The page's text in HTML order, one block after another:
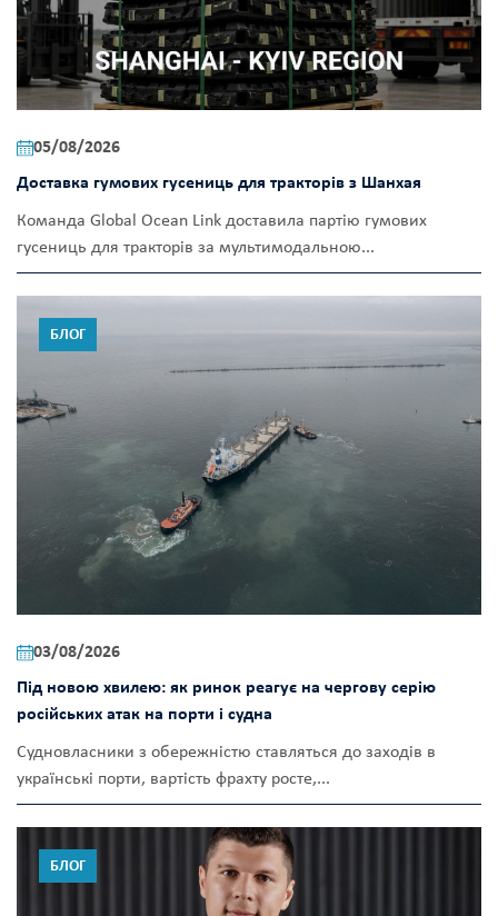
05/08/2026
Доставка гумових гусениць для тракторів з Шанхая
Команда Global Ocean Link доставила партію гумових
гусениць для тракторів за мультимодальною...
БЛОГ
03/08/2026
Під новою хвилею: як ринок реагує на чергову серію
російських атак на порти і судна
Судновласники з обережністю ставляться до заходів в
українські порти, вартість фрахту росте,...
БЛОГ